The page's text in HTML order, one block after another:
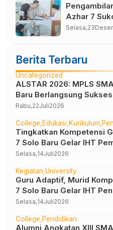
Azhar 7
Tahun
Selasa,23
Berita Terbaru
Uncategorized
ALSTAR 2026: MPLS
Baru Berlangsung
Perjalanan Peserta Didik
Rabu,22Juli2026
College Edukasi Kurikulum
Tingkatkan Kompetensi
7 Solo Baru Gelar IHT
Selasa,14Juli2026
Kegiatan University
Guru Adaptif, Murid
7 Solo Baru Gelar IHT
Selasa,14Juli2026
College Pendidikan
Alumni Angkatan XIII